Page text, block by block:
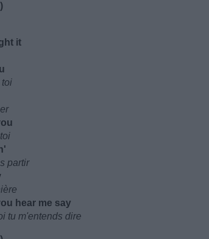
it
toi
partir
hear me say
tu m'entends dire